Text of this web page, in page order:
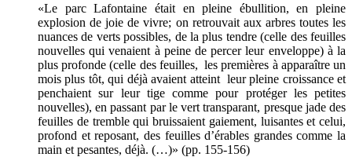
«Le parc Lafontaine était en pleine ébullition, en pleine
explosion de joie de vivre; on retrouvait aux arbres toutes les
nuances de verts possibles, de la plus tendre (celle des feuilles
nouvelles qui venaient à peine de percer leur enveloppe) à la
plus profonde (celle des feuilles, les premières à apparaître un
mois plus tôt, qui déjà avaient atteint leur pleine croissance et
penchaient sur leur tige comme pour protéger les petites
nouvelles), en passant par le vert transparant, presque jade des
feuilles de tremble qui bruissaient gaiement, luisantes et celui,
profond et reposant, des feuilles d’érables grandes comme la
main et pesantes, déjà. (…)» (pp. 155-156)